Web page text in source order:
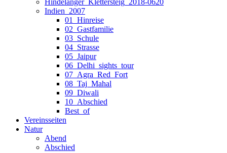
Hindelanger_Klettersteig_2018-0620
Indien_2007
01_Hinreise
02_Gastfamilie
03_Schule
04_Strasse
05_Jaipur
06_Delhi_sights_tour
07_Agra_Red_Fort
08_Taj_Mahal
09_Diwali
10_Abschied
Best_of
Vereinsseiten
Natur
Abend
Abschied